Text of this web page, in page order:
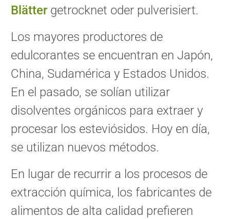
Blättergetrocknet oder pulverisiert.
Los mayores productores de
edulcorantes se encuentran en Japón,
China, Sudamérica y Estados Unidos.
En el pasado, se solían utilizar
disolventes orgánicos para extraer y
procesar los esteviósidos. Hoy en día,
se utilizan nuevos métodos.
En lugar de recurrir a los procesos de
extracción química, los fabricantes de
alimentos de alta calidad prefieren